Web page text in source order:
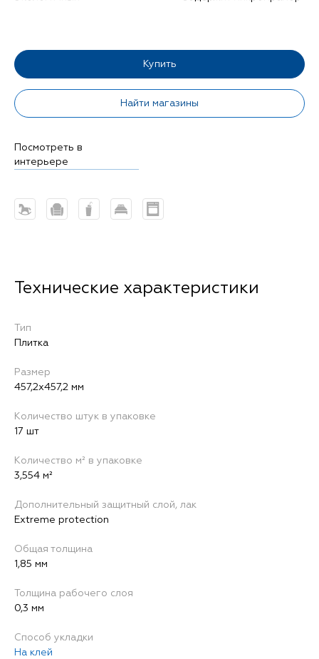
Купить
Найти магазины
Посмотреть в
интерьере
Тип
Плитка
Размер
457,2x457,2 мм
Количество штук в упаковке
17 шт
Количество м² в упаковке
3,554 м²
Дополнительный защитный слой, лак
Extreme protection
Общая толщина
1,85 мм
Толщина рабочего слоя
0,3 мм
Способ укладки
На клей